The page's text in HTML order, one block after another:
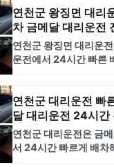
연천군 왕징면 대리
차 금메달 대리운전
연천군 왕징면 대리운
운전에서 24시간 빠른
4774로 문의하세요.
연천군 대리운전 빠
달 대리운전 24시간
4774
연천군 대리운전은 금
서 24시간 빠르게 배차